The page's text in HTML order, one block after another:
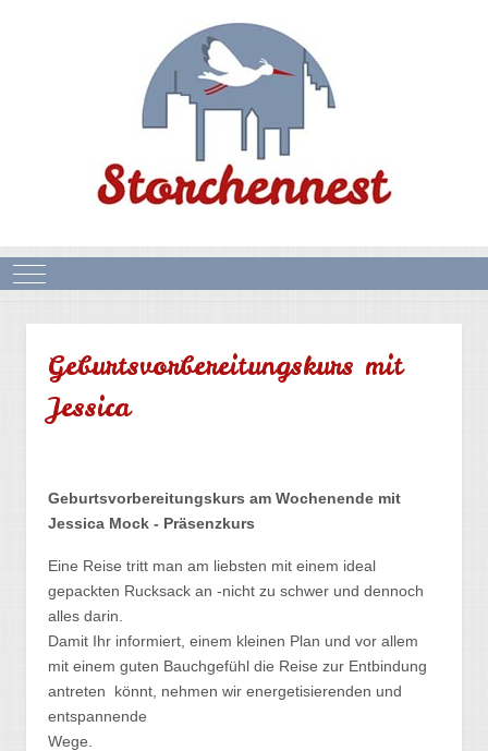
Mobile Menu Toggle
Geburtsvorbereitungskurs mit
Jessica
Geburtsvorbereitungskurs am Wochenende mit
Jessica Mock - Präsenzkurs
Eine Reise tritt man am liebsten mit einem ideal
gepackten Rucksack an -nicht zu schwer und dennoch
alles darin.
Damit Ihr informiert, einem kleinen Plan und vor allem
mit einem guten Bauchgefühl die Reise zur Entbindung
antreten könnt, nehmen wir energetisierenden und
entspannende
Wege.